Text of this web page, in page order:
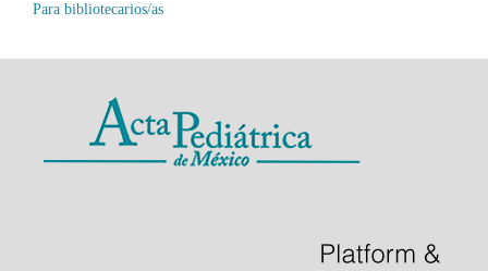
Para bibliotecarios/as